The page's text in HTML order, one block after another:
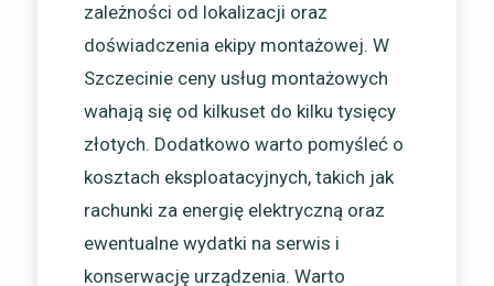
zależności od lokalizacji oraz
doświadczenia ekipy montażowej. W
Szczecinie ceny usług montażowych
wahają się od kilkuset do kilku tysięcy
złotych. Dodatkowo warto pomyśleć o
kosztach eksploatacyjnych, takich jak
rachunki za energię elektryczną oraz
ewentualne wydatki na serwis i
konserwację urządzenia. Warto